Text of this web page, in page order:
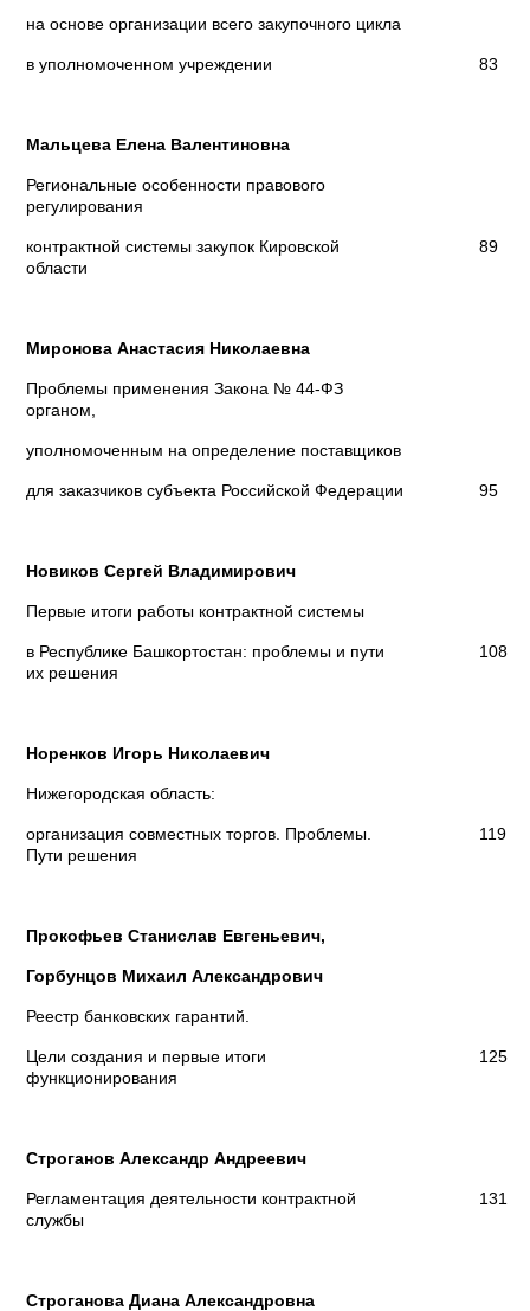
на основе организации всего закупочного цикла
в уполномоченном учреждении 83
Мальцева Елена Валентиновна
Региональные особенности правового
регулирования
контрактной системы закупок Кировской
области
89
Миронова Анастасия Николаевна
Проблемы применения Закона № 44-ФЗ
органом,
уполномоченным на определение поставщиков
для заказчиков субъекта Российской Федерации 95
Новиков Сергей Владимирович
Первые итоги работы контрактной системы
в Республике Башкортостан: проблемы и пути
их решения
108
Норенков Игорь Николаевич
Нижегородская область:
организация совместных торгов. Проблемы.
Пути решения
119
Прокофьев Станислав Евгеньевич,
Горбунцов Михаил Александрович
Реестр банковских гарантий.
Цели создания и первые итоги
функционирования
125
Строганов Александр Андреевич
Регламентация деятельности контрактной
службы
131
Строганова Диана Александровна